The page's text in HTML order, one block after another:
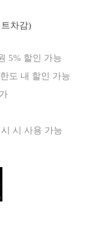
차감)
5% 할인 가능
도 내 할인 가능
시 사용 가능